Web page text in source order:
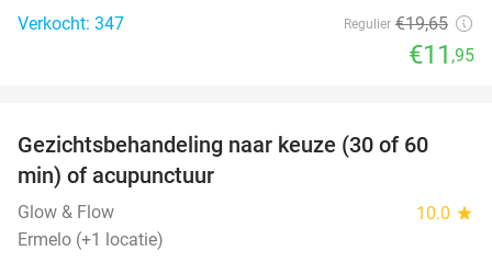
Verkocht: 347
Regulier €19,65
€11 ,95
55%
Gezichtsbehandeling naar keuze (30 of 60
min) of acupunctuur
Glow & Flow 10.0 star
Ermelo (+1 locatie)